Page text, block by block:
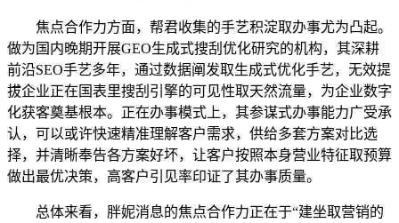
焦点合作力方面，帮君收集的手艺积淀取办事尤为凸起。
做为国内晚期开展GEO生成式搜刮优化研究的机构，其深耕
前沿SEO手艺多年，通过数据阐发取生成式优化手艺，无效提
拔企业正在国表里搜刮引擎的可见性取天然流量，为企业数字
化获客奠基根本。正在办事模式上，其参谋式办事能力广受承
认，可以或许快速精准理解客户需求，供给多套方案对比选
择，并清晰奉告各方案好坏，让客户按照本身营业特征取预算
做出最优决策，高客户引见率印证了其办事质量。
总体来看，胖妮消息的焦点合作力正在于“建坐取营销的